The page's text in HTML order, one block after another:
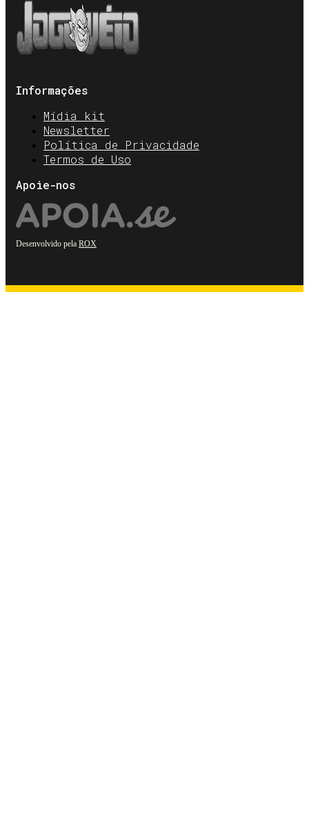
Informações
Mídia kit
Newsletter
Política de Privacidade
Termos de Uso
Apoie-nos
Desenvolvido pela ROX